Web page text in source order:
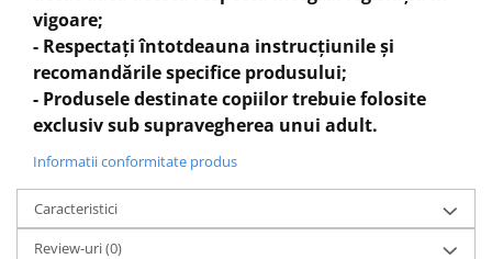
Posibilitate
SERVICEsiPOST-Garantie
vigoare;
- Respectați întotdeauna instrucțiunile și
recomandările specifice produsului;
- Produsele destinate copiilor trebuie folosite
exclusiv sub supravegherea unui adult.
Informatii conformitate produs
Caracteristici
Review-uri(0)